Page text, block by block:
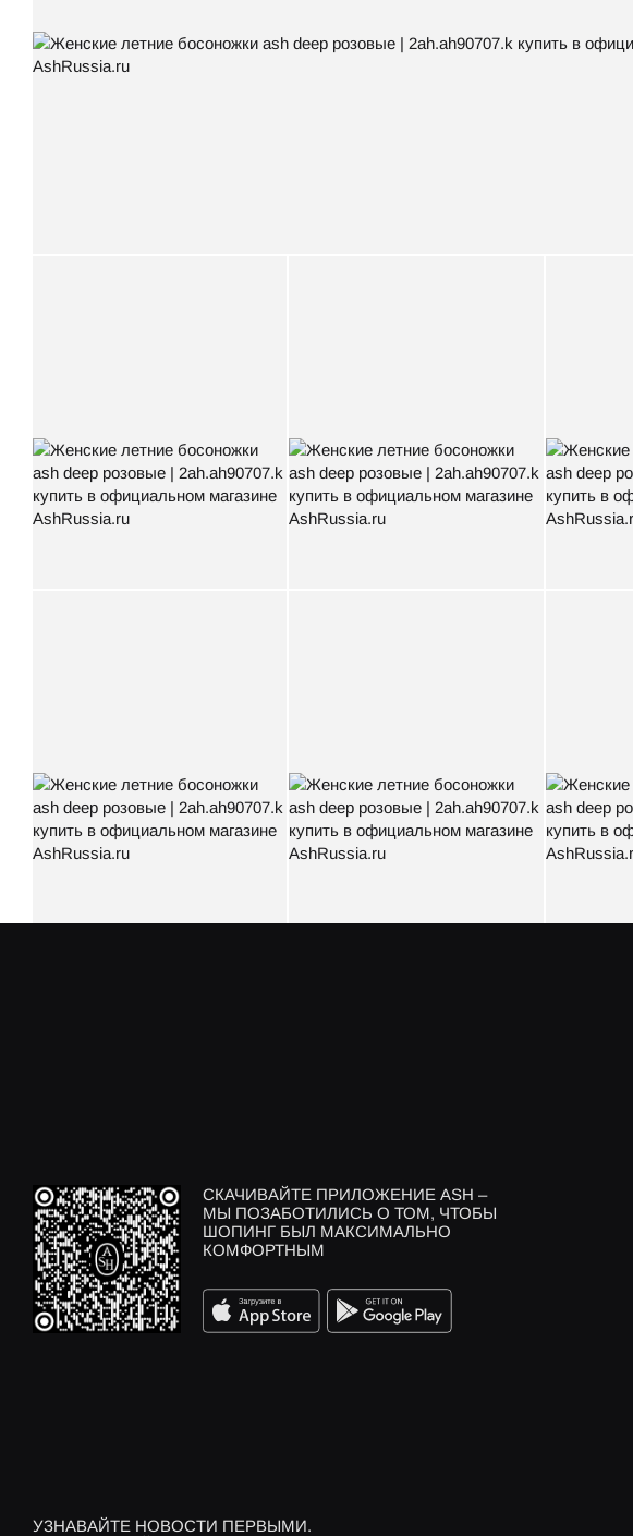
СКАЧИВАЙТЕ ПРИЛОЖЕНИЕ ASH –
МЫ ПОЗАБОТИЛИСЬ О ТОМ, ЧТОБЫ
ШОПИНГ БЫЛ МАКСИМАЛЬНО
КОМФОРТНЫМ
УЗНАВАЙТЕ НОВОСТИ ПЕРВЫМИ.